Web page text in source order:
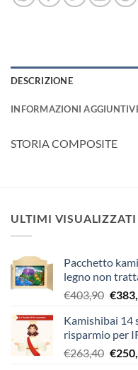
DESCRIZIONE
INFORMAZIONI
STORIA COMPOSITE
ULTIMI VISUALIZZATI
Pacchetto
legno non
€403,90 Il
era:
€
Kamishibai 14
risparmio per
€263,40 Il
€